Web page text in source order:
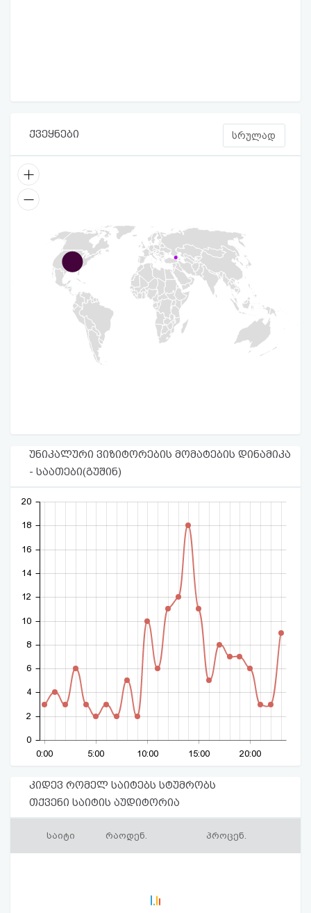
ქვეყნები სრულად
უნიკალური ვიზიტორების მომატების დინამიკა
- საათები(გუშინ)
0:00 5:00 10:00 15:00 20:00
0
2
4
6
8
10
12
14
16
18
20
კიდევ რომელ საიტებს სტუმრობს
თქვენი საიტის აუდიტორია
საიტი რაოდენ. პროცენ.